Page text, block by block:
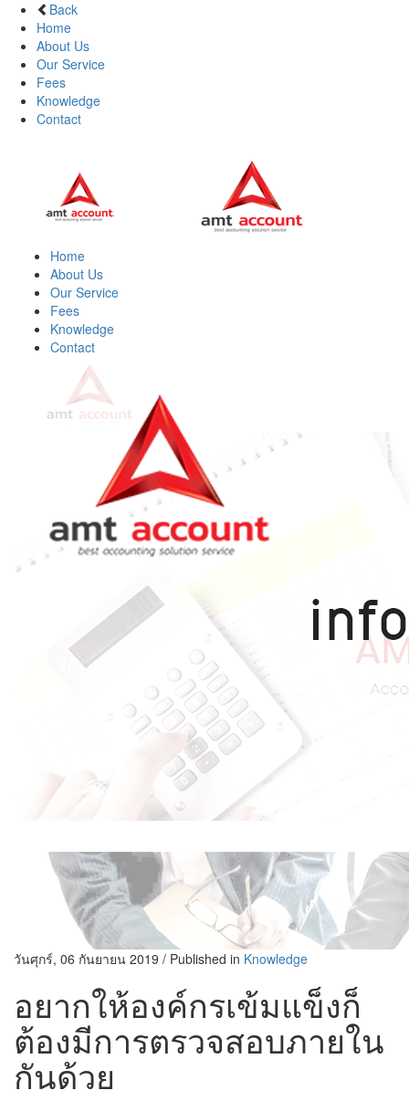
Back
Home
About Us
Our Service
Fees
Knowledge
Contact
Home
About Us
Our Service
Fees
Knowledge
Contact
วันศุกร์, 06 กันยายน 2019 / Published in Knowledge
อยากให้องค์กรเข้มแข็งก็
ต้องมีการตรวจสอบภายใน
กันด้วย